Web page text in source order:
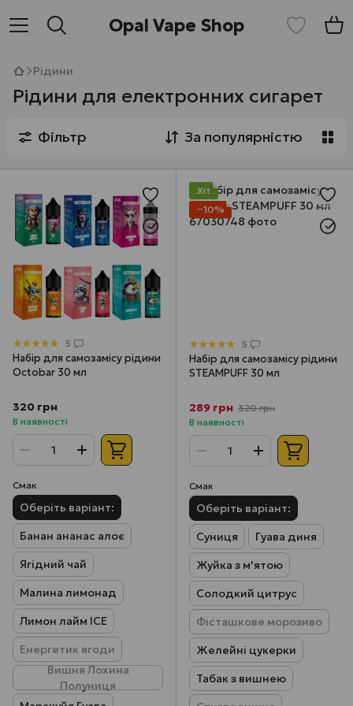
Opal Vape Shop
Рідини
Рідини для електронних сигарет
Фільтр За популярністю
5
Набір для самозамісу рідини
Octobar 30 мл
320 грн
В наявності
Смак
Оберіть варіант:
Банан ананас алоє
Ягідний чай
Малина лимонад
Лимон лайм ICE
Енергетик ягоди
Вишня Лохина
Полуниця
Хіт
−10%
5
Набір для самозамісу рідини
STEAMPUFF 30 мл
289 грн 320 грн
В наявності
Смак
Оберіть варіант:
Суниця
Гуава диня
Жуйка з м'ятою
Солодкий цитрус
Фісташкове морозиво
Желейні цукерки
Табак з вишнею